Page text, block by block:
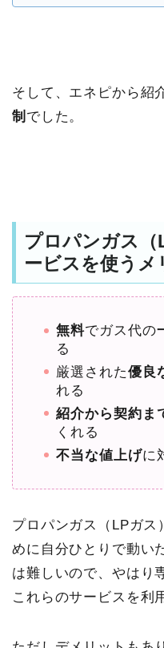
そして、エネピから紹
制 でした。
プロパンガス（
ービスを使うメ
無料でガス代の
る
厳選された優良
れる
紹介から契約ま
くれる
不当な値上げに
プロパンガス（LPガス
めに自分ひとりで動い
は難しいので、やはり
これらのサービスを利